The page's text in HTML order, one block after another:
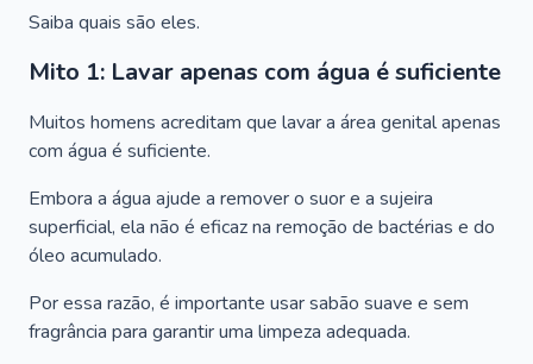
Saiba quais são eles.
Mito 1: Lavar apenas com água é suficiente
Muitos homens acreditam que lavar a área genital apenas
com água é suficiente.
Embora a água ajude a remover o suor e a sujeira
superficial, ela não é eficaz na remoção de bactérias e do
óleo acumulado.
Por essa razão, é importante usar sabão suave e sem
fragrância para garantir uma limpeza adequada.